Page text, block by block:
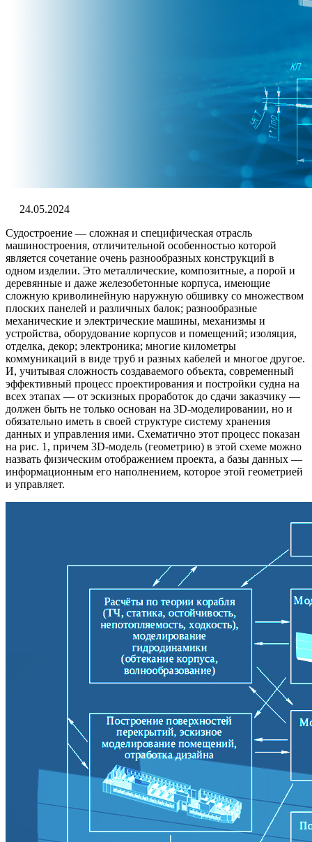
24.05.2024
Судостроение — сложная и специфическая отрасль
машиностроения, отличительной особенностью которой
является сочетание очень разнообразных конструкций в
одном изделии. Это металлические, композитные, а порой и
деревянные и даже железобетонные корпуса, имеющие
сложную криволинейную наружную обшивку со множеством
плоских панелей и различных балок; разнообразные
механические и электрические машины, механизмы и
устройства, оборудование корпусов и помещений; изоляция,
отделка, декор; электроника; многие километры
коммуникаций в виде труб и разных кабелей и многое другое.
И, учитывая сложность создаваемого объекта, современный
эффективный процесс проектирования и постройки судна на
всех этапах — от эскизных проработок до сдачи заказчику —
должен быть не только основан на 3D-моделировании, но и
обязательно иметь в своей структуре систему хранения
данных и управления ими. Схематично этот процесс показан
на рис. 1, причем 3D-модель (геометрию) в этой схеме можно
назвать физическим отображением проекта, а базы данных —
информационным его наполнением, которое этой геометрией
и управляет.